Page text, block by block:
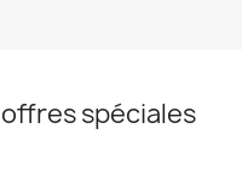
spéciales